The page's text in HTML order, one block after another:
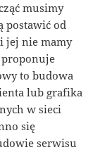
musimy
postawić od
jej nie mamy
proponuje
to budowa
lub grafika
w sieci
się
serwisu